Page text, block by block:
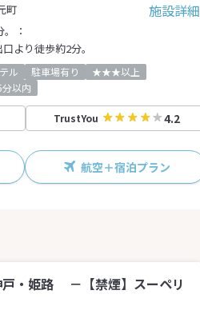
施設詳細
町
：
より徒歩約2分。
ル 駐車場有り
★★★以上
以内
TrustYou 4.2
航空＋宿泊プラン
・姫路 －【禁煙】スーペリ